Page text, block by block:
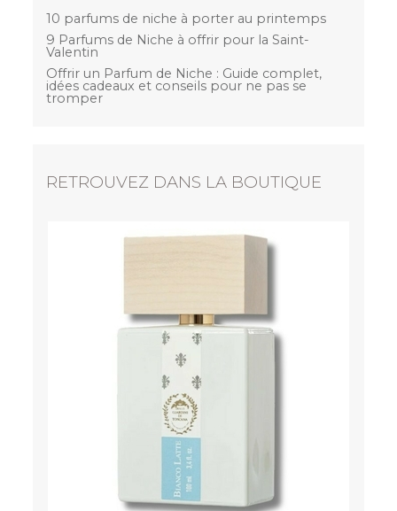
10 parfums de niche à porter au printemps
9 Parfums de Niche à offrir pour la Saint-
Valentin
Offrir un Parfum de Niche : Guide complet,
idées cadeaux et conseils pour ne pas se
tromper
RETROUVEZ DANS LA BOUTIQUE